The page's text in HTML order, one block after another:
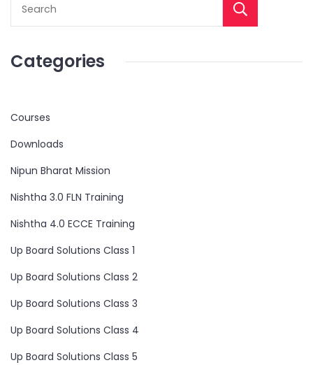
Categories
Courses
Downloads
Nipun Bharat Mission
Nishtha 3.0 FLN Training
Nishtha 4.0 ECCE Training
Up Board Solutions Class 1
Up Board Solutions Class 2
Up Board Solutions Class 3
Up Board Solutions Class 4
Up Board Solutions Class 5